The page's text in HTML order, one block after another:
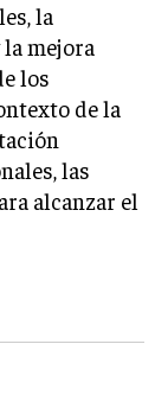
la
mejora
los
de la
las
alcanzar el